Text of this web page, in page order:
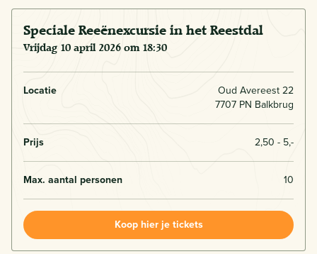
Speciale Reeënexcursie in het Reestdal
vrijdag 10 april 2026 om 18:30
Locatie
Oud Avereest 22
7707 PN Balkbrug
Prijs 2,50 - 5,-
Max. aantal personen 10
Koop hier je tickets